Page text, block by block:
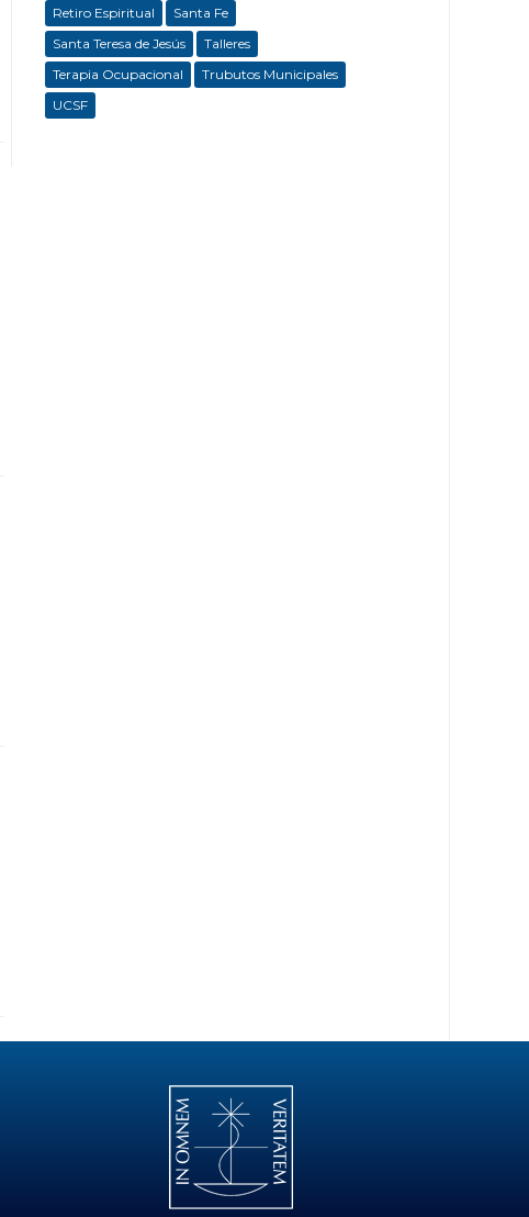
Retiro Espiritual
Santa Fe
Santa Teresa de Jesús
Talleres
Terapia Ocupacional
Trubutos Municipales
UCSF